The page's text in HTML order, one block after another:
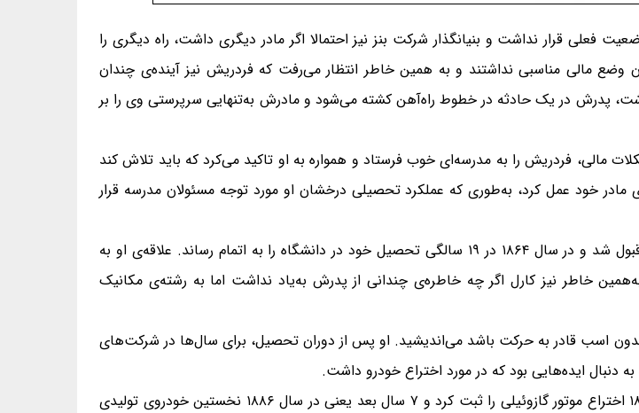
فعلی قرار نداشت و بنیانگذار شرکت بنز نیز احتمالا اگر مادر دیگری داشت، راه دیگری را
آمد. خانواده وی در آن زمان وضع مالی مناسبی نداشتند و به همین خاطر انتظار می‌رفت که فردریش نیز آینده‌ی چندان
نداشته باشد. به خصوص این‌که تنها زمانی که کارل ۲ سال داشت، پدرش در یک حادثه در خطوط راه‌آهن کشته می‌شود و مادرش به‌تنهایی سرپرستی وی را بر
مالی، فردریش را به مدرسه‌ای خوب فرستاد و همواره به او تاکید می‌کرد که باید تلاش کند
خود عمل کرد، به‌طوری که عملکرد تحصیلی درخشان او مورد توجه مسئولان مدرسه قرار
او در ۱۵ سالگی در امتحان ورودی رشته‌ی مکانیک دانشگاه کارلسروهه‌ی آلمان قبول شد و در سال ۱۸۶۴ در ۱۹ سالگی تحصیل خود در دانشگاه را به اتمام رساند. علاقه‌ی او به
خاطر نیز کارل اگر چه خاطره‌ی چندانی از پدرش به‌یاد نداشت اما به رشته‌ی مکانیک
بدون اسب قادر به حرکت باشد می‌اندیشید. او پس از دوران تحصیل، برای سال‌ها در شرکت‌های
دنبال ایده‌هایی بود که در مورد اختراع خودرو داشت.
او در نهایت توانست موتوری گازوئیلی را برای خودرو طراحی کند. او در سال ۱۸۷۹ اختراع موتور گازوئیلی را ثبت کرد و ۷ سال بعد یعنی در سال ۱۸۸۶ نخستین خودروی تولیدی